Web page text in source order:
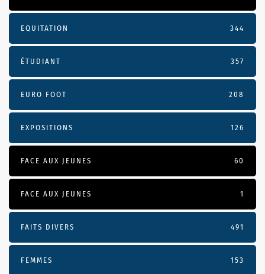
EQUITATION 344
ÉTUDIANT 357
EURO FOOT 208
EXPOSITIONS 126
FACE AUX JEUNES 60
FACE AUX JEUNES 1
FAITS DIVERS 491
FEMMES 153